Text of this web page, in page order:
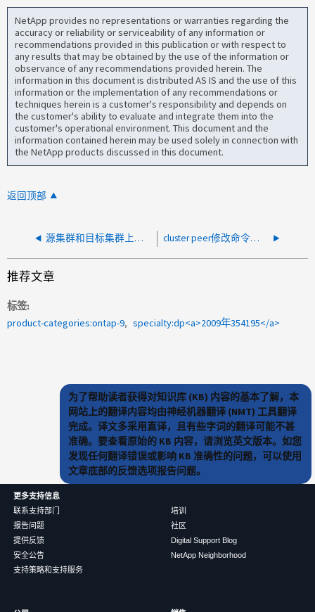
NetApp provides no representations or warranties regarding the
accuracy or reliability or serviceability of any information or
recommendations provided in this publication or with respect to
any results that may be obtained by the use of the information or
observance of any recommendations provided herein. The
information in this document is distributed AS IS and the use of this
information or the implementation of any recommendations or
techniques herein is a customer's responsibility and depends on
the customer's ability to evaluate and integrate them into the
customer's operational environment. This document and the
information contained herein may be used solely in connection with
the NetApp products discussed in this document.
返回顶部
源集群和目标集群上的S3 SnapMirror状态是否相同？ cluster peer修改命令是否允许使用"initi-ALLOVDE-svm-peers"参数
推荐文章
标签
product-categories:ontap-9
specialty:dp<a>2009年354195</a>
为了帮助读者获得对知识库 (KB) 内容的基本了解，本
网站上的翻译内容均由神经机器翻译 (NMT) 工具翻译
完成。译文多采用直译，且有些字词的翻译可能不甚
准确。要查看原始的 KB 内容，请浏览英文版本。如您
发现任何翻译错误或影响 KB 准确性的问题，可以使用
文章底部的反馈选项报告问题。
更多支持信息
联系支持部门
报告问题
提供反馈
安全公告
支持策略和支持服务
培训
社区
Digital Support Blog
NetApp Neighborhood